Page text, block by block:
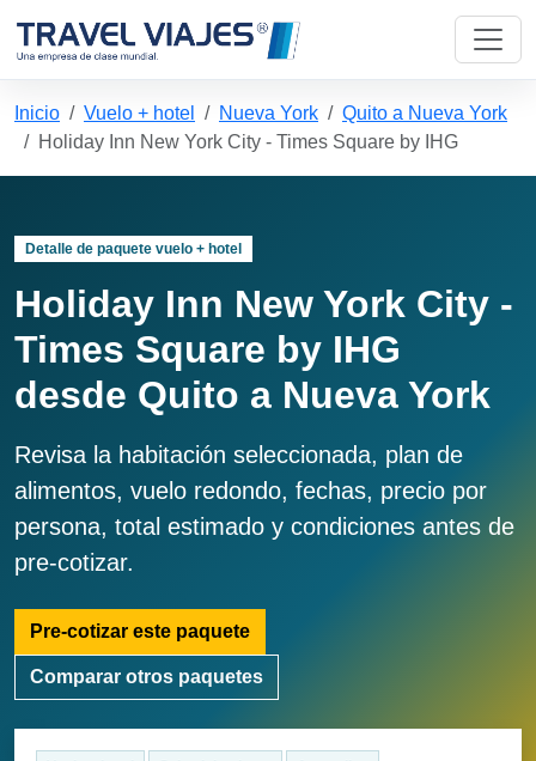
Inicio Vuelo + hotel Nueva York
Quito a Nueva York
Holiday Inn New York City - Times Square by IHG
Detalle de paquete vuelo + hotel
Holiday Inn New York City -
Times Square by IHG
desde Quito a Nueva York
Revisa la habitación seleccionada, plan de
alimentos, vuelo redondo, fechas, precio por
persona, total estimado y condiciones antes de
pre-cotizar.
Pre-cotizar este paquete
Comparar otros paquetes